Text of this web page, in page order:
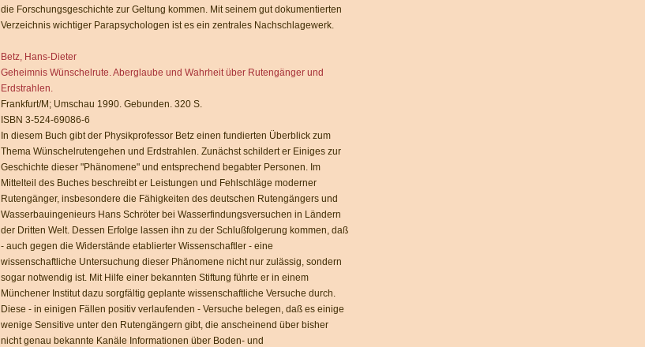
die Forschungsgeschichte zur Geltung kommen. Mit seinem gut dokumentierten
Verzeichnis wichtiger Parapsychologen ist es ein zentrales Nachschlagewerk.
Betz, Hans-Dieter
Geheimnis Wünschelrute. Aberglaube und Wahrheit über Rutengänger und
Erdstrahlen.
Frankfurt/M; Umschau 1990. Gebunden. 320 S.
ISBN 3-524-69086-6
In diesem Buch gibt der Physikprofessor Betz einen fundierten Überblick zum
Thema Wünschelrutengehen und Erdstrahlen. Zunächst schildert er Einiges zur
Geschichte dieser "Phänomene" und entsprechend begabter Personen. Im
Mittelteil des Buches beschreibt er Leistungen und Fehlschläge moderner
Rutengänger, insbesondere die Fähigkeiten des deutschen Rutengängers und
Wasserbauingenieurs Hans Schröter bei Wasserfindungsversuchen in Ländern
der Dritten Welt. Dessen Erfolge lassen ihn zu der Schlußfolgerung kommen, daß
- auch gegen die Widerstände etablierter Wissenschaftler - eine
wissenschaftliche Untersuchung dieser Phänomene nicht nur zulässig, sondern
sogar notwendig ist. Mit Hilfe einer bekannten Stiftung führte er in einem
Münchener Institut dazu sorgfältig geplante wissenschaftliche Versuche durch.
Diese - in einigen Fällen positiv verlaufenden - Versuche belegen, daß es einige
wenige Sensitive unter den Rutengängern gibt, die anscheinend über bisher
nicht genau bekannte Kanäle Informationen über Boden- und